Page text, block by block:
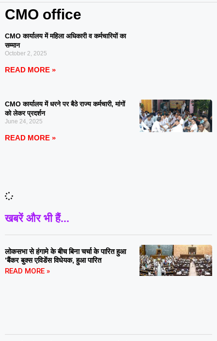
CMO office
CMO कार्यालय में महिला अधिकारी व कर्मचारियों का
सम्मान
October 2, 2025
READ MORE »
CMO कार्यालय में धरने पर बैठे राज्य कर्मचारी, मांगों
को लेकर प्रदर्शन
June 24, 2025
READ MORE »
खबरें और भी हैं...
लोकसभा से हंगामे के बीच बिना चर्चा के पारित हुआ
‘बैंकर बुक्स एविडेंस विधेयक, हुआ पारित
READ MORE »